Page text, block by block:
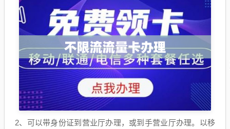
2、可以带身份证到营业厅办理，或到手营业厅办理。以移